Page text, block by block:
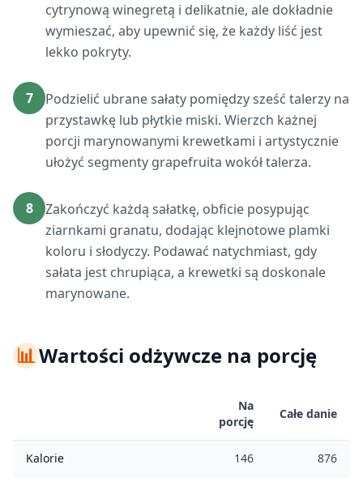
cytrynową winegretą i delikatnie, ale dokładnie
wymieszać, aby upewnić się, że każdy liść jest
lekko pokryty.
7
Podzielić ubrane sałaty pomiędzy sześć talerzy na
przystawkę lub płytkie miski. Wierzch każnej
porcji marynowanymi krewetkami i artystycznie
ułożyć segmenty grapefruita wokół talerza.
8
Zakończyć każdą sałatkę, obficie posypując
ziarnkami granatu, dodając klejnotowe plamki
koloru i słodyczy. Podawać natychmiast, gdy
sałata jest chrupiąca, a krewetki są doskonale
marynowane.
📊Wartości odżywcze na porcję
Na
porcję
Całe danie
Kalorie 146 876